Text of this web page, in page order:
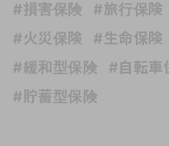
#損害保険
#旅行保険
#火災保険
#生命保険
#緩和型保険
#自転車
#貯蓄型保険